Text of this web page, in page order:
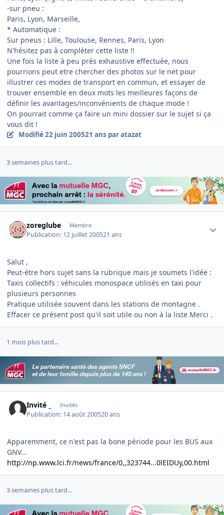
-sur pneu :
Paris, Lyon, Marseille,
* Automatique :
Sur pneus : Lille, Toulouse, Rennes, Paris, Lyon
N'hésitez pas à complèter cette liste !!
Une fois la liste à peu près exhaustive effectuée, nous
pourrions peut etre chercher des photos sur le net pour
illustrer ces modes de transport en commun, et essayer de
trouver ensemble en deux mots les meilleures façons de
définir les avantages/inconvénients de chaque mode !
On pourrait comme ça faire un mini dossier sur le sujet si ça
vous dit !
Modifié22 juin 200521 ans par atazat
3 semaines plus tard...
zoreglube Membre
Publication: 12 juillet 200521 ans
Salut ,
Peut-étre hors sujet sans la rubrique mais je soumets l'idée :
Taxis collectifs : véhicules monospace utilisés en taxi pour
plusieurs personnes
Pratique utilisée souvent dans les stations de montagne .
Effacer ce présent post qu'il soit utile ou non à la liste Merci .
1 mois plus tard...
Invité _ Invités
Publication: 14 août 200520 ans
Apparemment, ce n'est pas la bone période pour les BUS aux
GNV...
http://np.www.lci.fr/news/france/0,,323744...0lEIDUy,00.html
3 semaines plus tard...